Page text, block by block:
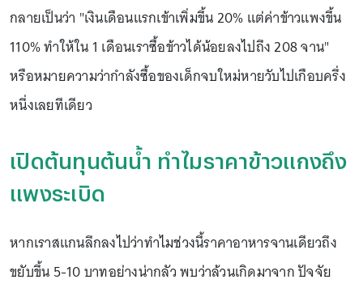
กลายเป็นว่า "เงินเดือนแรกเข้าเพิ่มขึ้น 20% แต่ค่าข้าวแพงขึ้น
110% ทำให้ใน 1 เดือนเราซื้อข้าวได้น้อยลงไปถึง 208 จาน"
หรือหมายความว่ากำลังซื้อของเด็กจบใหม่หายวับไปเกือบครึ่ง
หนึ่งเลยทีเดียว
เปิดต้นทุนต้นน้ำ ทำไมราคาข้าวแกงถึง
แพงระเบิด
หากเราสแกนลึกลงไปว่าทำไมช่วงนี้ราคาอาหารจานเดียวถึง
ขยับขึ้น 5-10 บาทอย่างน่ากลัว พบว่าล้วนเกิดมาจาก ปัจจัย